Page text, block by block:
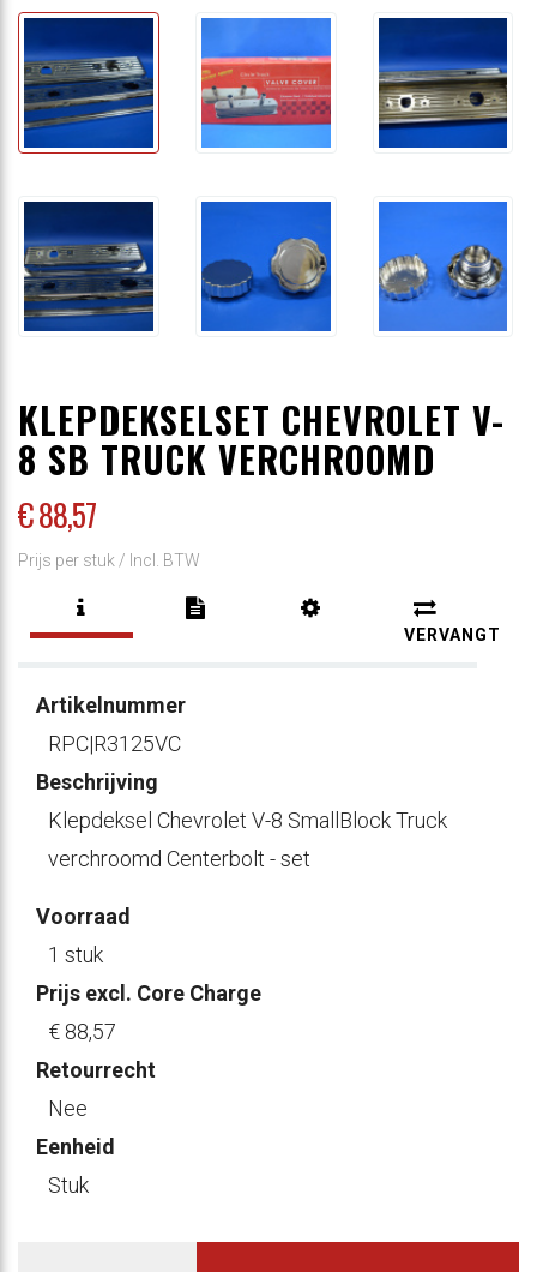
KLEPDEKSELSET CHEVROLET V-
8 SB TRUCK VERCHROOMD
€ 88,57
Prijs per stuk / Incl. BTW
VERVANGT
Artikelnummer
RPC|R3125VC
Beschrijving
Klepdeksel Chevrolet V-8 SmallBlock Truck
verchroomd Centerbolt - set
Voorraad
1 stuk
Prijs excl. Core Charge
€ 88,57
Retourrecht
Nee
Eenheid
Stuk